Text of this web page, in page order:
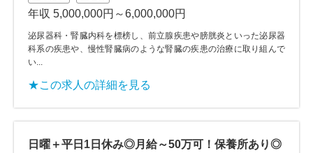
年収 5,000,000円～6,000,000円
泌尿器科・腎臓内科を標榜し、前立腺疾患や膀胱炎といった泌尿器
科系の疾患や、慢性腎臓病のような腎臓の疾患の治療に取り組んで
い...
★この求人の詳細を見る
日曜＋平日1日休み◎月給～50万可！保養所あり◎